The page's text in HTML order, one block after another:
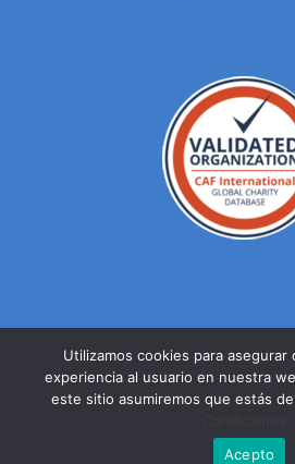
© DERECHOS RESERVADOS
SALUD A.C. 2023 | AVISO DE
Facebook
Twitter
Utilizamos cookies para asegurar
experiencia al usuario en nuestra
este sitio asumiremos que estás
Acepto